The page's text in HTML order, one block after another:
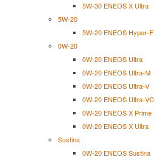
5W-30 ENEOS X Ultra
5W-20
5W-20 ENEOS Hyper-F
0W-20
0W-20 ENEOS Ultra
0W-20 ENEOS Ultra-M
0W-20 ENEOS Ultra-V
0W-20 ENEOS Ultra-VC
0W-20 ENEOS X Prime
0W-20 ENEOS X Ultra
Sustina
0W-20 ENEOS Sustina